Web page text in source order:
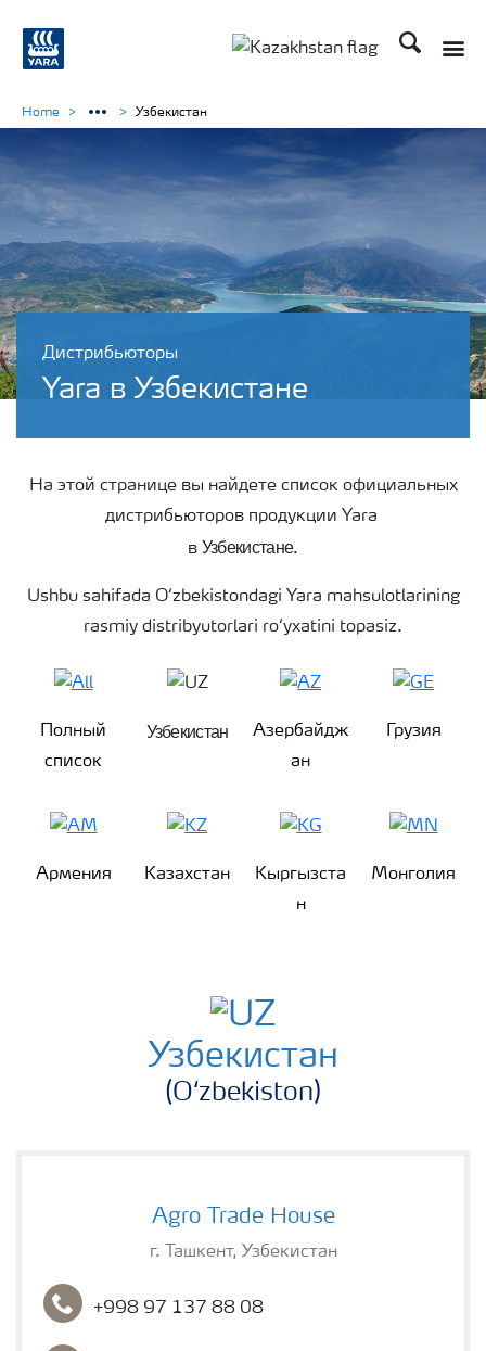
Поиск
Дистрибьюторы
Yara в Узбекистане
Home Узбекистан
На этой странице вы найдете список официальных
дистрибьюторов продукции Yara
в Узбекистане.
Ushbu sahifada O‘zbekistondagi Yara mahsulotlarining
rasmiy distribyutorlari ro‘yxatini topasiz.
Полный
список
Узбекистан
Азербайдж
ан
Грузия
Армения Казахстан
Кыргызста
н
Монголия
Узбекистан
(Oʻzbekiston)
Agro Trade House
г. Ташкент, Узбекистан
+998 97 137 88 08